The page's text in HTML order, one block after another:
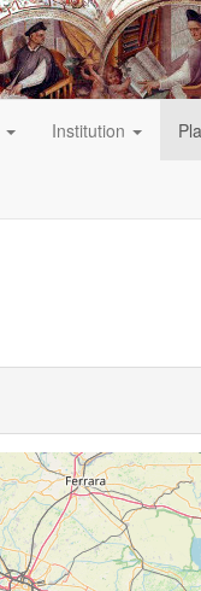
Institution